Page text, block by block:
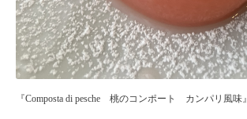
『Composta di pesche 桃のコンポート カンパリ風味』